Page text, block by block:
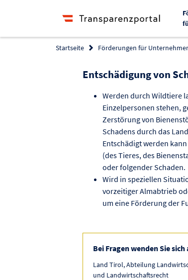
Startseite Förderungen für
Entschädigung von
Werden durch Wildtiere
Einzelpersonen stehen,
Zerstörung von
Schadens durch das
Entschädigt werden
(des Tieres, des
oder folgender Schaden.
Wird in speziellen
vorzeitiger Almabtrieb
um eine Förderung der
Bei Fragen wenden Sie sich
Land Tirol, Abteilung
und Landwirtschaftsrecht